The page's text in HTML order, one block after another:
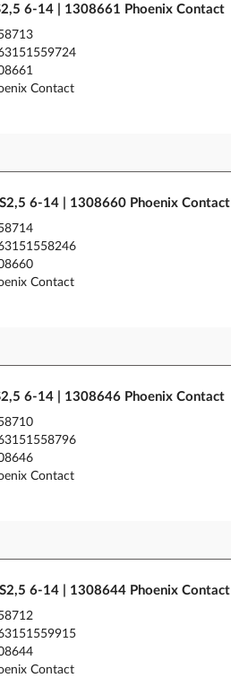
6-14 | 1308661 Phoenix Contact
Contact
6-14 | 1308660 Phoenix Contact
Contact
6-14 | 1308646 Phoenix Contact
Contact
6-14 | 1308644 Phoenix Contact
Contact